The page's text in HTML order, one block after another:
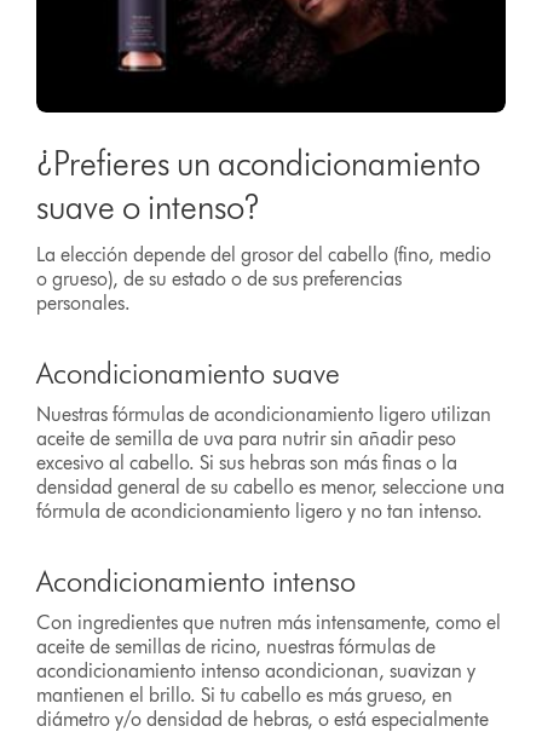
¿Prefieres un acondicionamiento
suave o intenso?
La elección depende del grosor del cabello (fino, medio
o grueso), de su estado o de sus preferencias
personales.
Acondicionamiento suave
Nuestras fórmulas de acondicionamiento ligero utilizan
aceite de semilla de uva para nutrir sin añadir peso
excesivo al cabello. Si sus hebras son más finas o la
densidad general de su cabello es menor, seleccione una
fórmula de acondicionamiento ligero y no tan intenso.
Acondicionamiento intenso
Con ingredientes que nutren más intensamente, como el
aceite de semillas de ricino, nuestras fórmulas de
acondicionamiento intenso acondicionan, suavizan y
mantienen el brillo. Si tu cabello es más grueso, en
diámetro y/o densidad de hebras, o está especialmente